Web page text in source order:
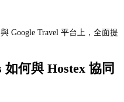
Google Travel 平台上，全面提
如何與 Hostex 協同